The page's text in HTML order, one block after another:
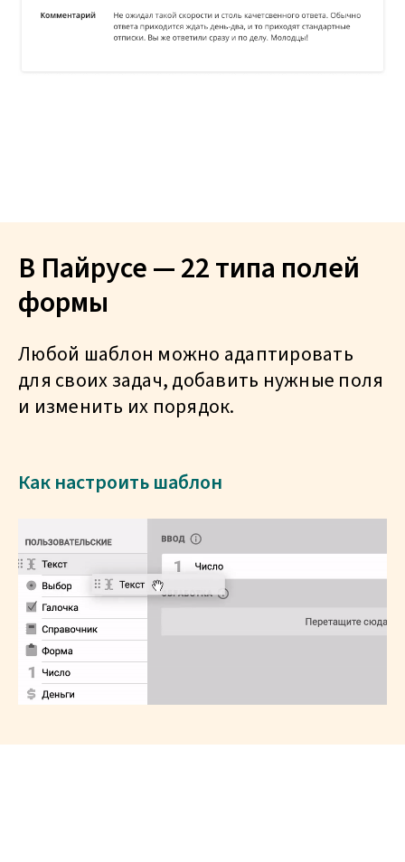
В Пайрусе — 22 типа полей
формы
Любой шаблон можно адаптировать
для своих задач, добавить нужные поля
и изменить их порядок.
Как настроить шаблон